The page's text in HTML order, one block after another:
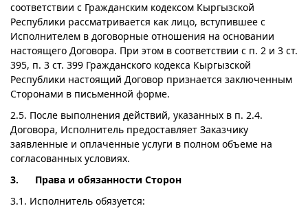
соответствии с Гражданским кодексом Кыргызской
Республики рассматривается как лицо, вступившее с
Исполнителем в договорные отношения на основании
настоящего Договора. При этом в соответствии с п. 2 и 3 ст.
395, п. 3 ст. 399 Гражданского кодекса Кыргызской
Республики настоящий Договор признается заключенным
Сторонами в письменной форме.
2.5. После выполнения действий, указанных в п. 2.4.
Договора, Исполнитель предоставляет Заказчику
заявленные и оплаченные услуги в полном объеме на
согласованных условиях.
3. Права и обязанности Сторон
3.1. Исполнитель обязуется: